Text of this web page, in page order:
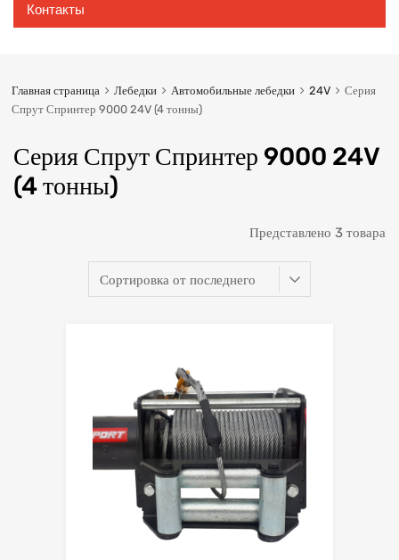
Контакты
Главная страница Лебедки Автомобильные лебедки 24V
Серия
Спрут Спринтер 9000 24V (4 тонны)
Серия Спрут Спринтер 9000 24V
(4 тонны)
Представлено 3 товара